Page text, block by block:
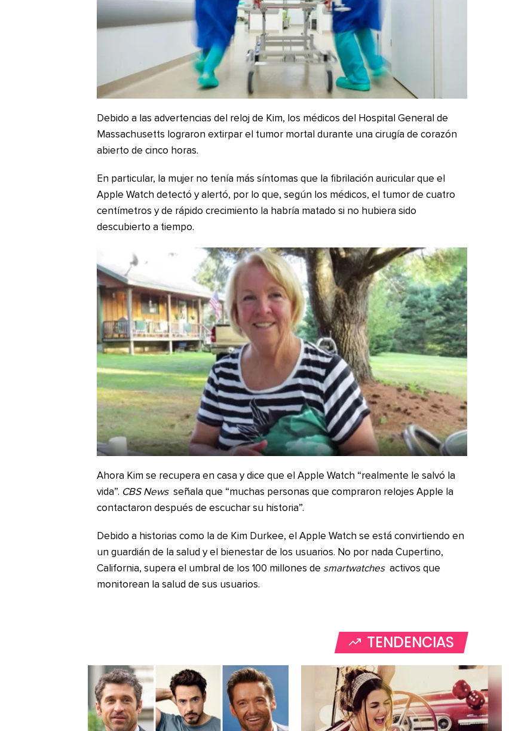
Debido a las advertencias del reloj de Kim, los médicos del Hospital General de
Massachusetts lograron extirpar el tumor mortal durante una cirugía de corazón
abierto de cinco horas.
En particular, la mujer no tenía más síntomas que la fibrilación auricular que el
Apple Watch detectó y alertó, por lo que, según los médicos, el tumor de cuatro
centímetros y de rápido crecimiento la habría matado si no hubiera sido
descubierto a tiempo.
Ahora Kim se recupera en casa y dice que el Apple Watch “realmente le salvó la
vida”. CBS News señala que “muchas personas que compraron relojes Apple la
contactaron después de escuchar su historia”.
Debido a historias como la de Kim Durkee, el Apple Watch se está convirtiendo en
un guardián de la salud y el bienestar de los usuarios. No por nada Cupertino,
California, supera el umbral de los 100 millones de smartwatches activos que
monitorean la salud de sus usuarios.
TENDENCIAS